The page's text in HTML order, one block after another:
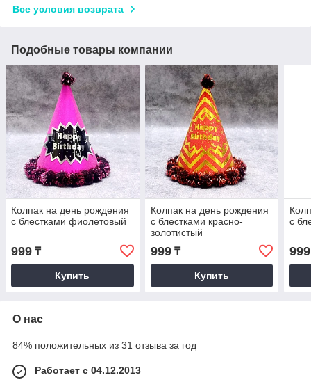
Все условия возврата
Подобные товары компании
Колпак на день рождения
с блестками фиолетовый
999 ₸
Купить
Колпак на день рождения
с блестками красно-
золотистый
999₸
Купить
с
999
О нас
84% положительных из 31 отзыва за год
Работает с 04.12.2013